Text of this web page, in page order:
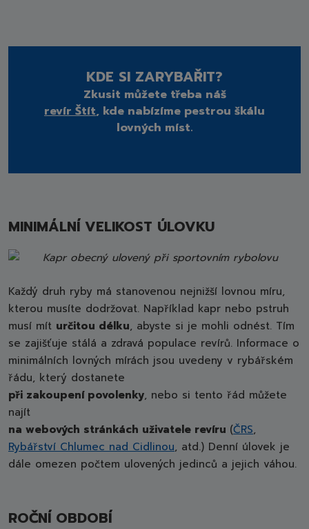
KDE SI ZARYBAŘIT?
Zkusit můžete třeba náš
revír Štít, kde nabízíme pestrou škálu
lovných míst.
MINIMÁLNÍ VELIKOST ÚLOVKU
Každý druh ryby má stanovenou nejnižší lovnou míru,
kterou musíte dodržovat. Například kapr nebo pstruh
musí mít určitou délku, abyste si je mohli odnést. Tím
se zajišťuje stálá a zdravá populace revírů. Informace o
minimálních lovných mírách jsou uvedeny v rybářském
řádu, který dostanete
při zakoupení povolenky, nebo si tento řád můžete
najít
na webových stránkách uživatele revíru (ČRS,
Rybářství Chlumec nad Cidlinou, atd.) Denní úlovek je
dále omezen počtem ulovených jedinců a jejich váhou.
ROČNÍ OBDOBÍ